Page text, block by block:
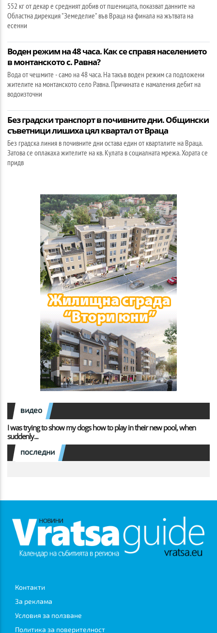
552 кг от декар е средният добив от пшеницата, показват данните на
Областна дирекция "Земеделие" във Враца на финала на жътвата на
есенни
Воден режим на 48 часа. Как се справя населението
в монтанското с. Равна?
Вода от чешмите - само на 48 часа. На такъв воден режим са подложени
жителите на монтанското село Рaвна. Причината е намаления дебит на
водоизточни
Без градски транспорт в почивните дни. Общински
съветници лишиха цял квартал от Враца
Без градска линия в почивните дни остава един от кварталите на Враца.
Затова се оплакаха жителите на кв. Кулата в социалната мрежа. Хората се
придв
видео
I was trying to show my dogs how to play in their new pool, when
suddenly...
последни
Контакти
За реклама
Условия за ползване
Политика за поверителност